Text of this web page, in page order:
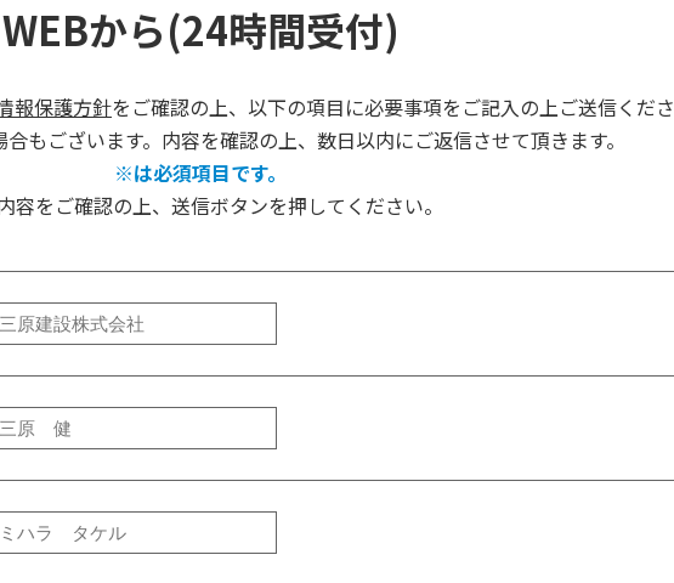
WEBから(24時間受付)
報保護方針をご確認の上、以下の項目に必要事項をご記入の上ご送信くださ
もございます。内容を確認の上、数日以内にご返信させて頂きます。
※は必須項目です。
容をご確認の上、送信ボタンを押してください。